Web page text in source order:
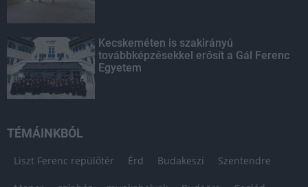
Kecskeméten is szakirányú
továbbképzésekkel erősít a Gál Ferenc
Egyetem
TÉMÁINKBÓL
Liszt Ferenc repülőtér Érd Budakeszi Szentendre